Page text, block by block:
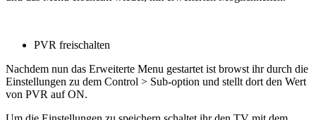
PVR freischalten
Nachdem nun das Erweiterte Menu gestartet ist browst ihr durch die
Einstellungen zu dem Control > Sub-option und stellt dort den Wert
von PVR auf ON.